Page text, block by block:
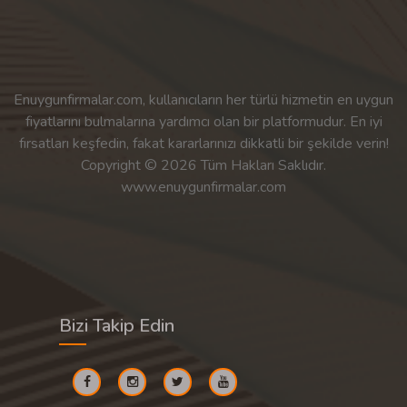
Enuygunfirmalar.com, kullanıcıların her türlü hizmetin en uygun
fiyatlarını bulmalarına yardımcı olan bir platformudur. En iyi
fırsatları keşfedin, fakat kararlarınızı dikkatli bir şekilde verin!
Copyright © 2026 Tüm Hakları Saklıdır.
www.enuygunfirmalar.com
Bizi Takip Edin